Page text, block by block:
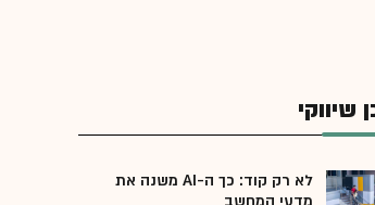
שיווקי
לא רק קוד: כך ה-AI משנה את
מדעי המחשב